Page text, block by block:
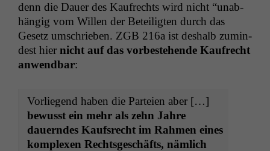
denn die Dauer des Kaufrechts wird nicht “unab­
hängig vom Willen der Beteiligten durch das
Gesetz umschrieben. ZGB 216a ist deshalb zumin­
d­est hier nicht auf das vorbeste­hende Kaufrecht
anwend­bar:
Vor­liegend haben die Parteien aber […]
bewusst ein mehr als zehn Jahre
dauern­des Kauf­s­recht im Rah­men eines
kom­plex­en Rechts­geschäfts, näm­lich